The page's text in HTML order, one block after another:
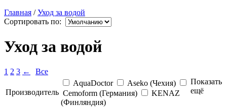
Главная /Уход за водой
Сортировать по:
Уход за водой
1 2 3 ← Все
Производитель
AquaDoctor
Aseko (Чехия)
Cemoform (Германия)
KENAZ
(Финляндия)
Показать
ещё